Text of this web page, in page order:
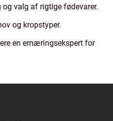
valg af rigtige fødevarer.
og kropstyper.
en ernæringsekspert for